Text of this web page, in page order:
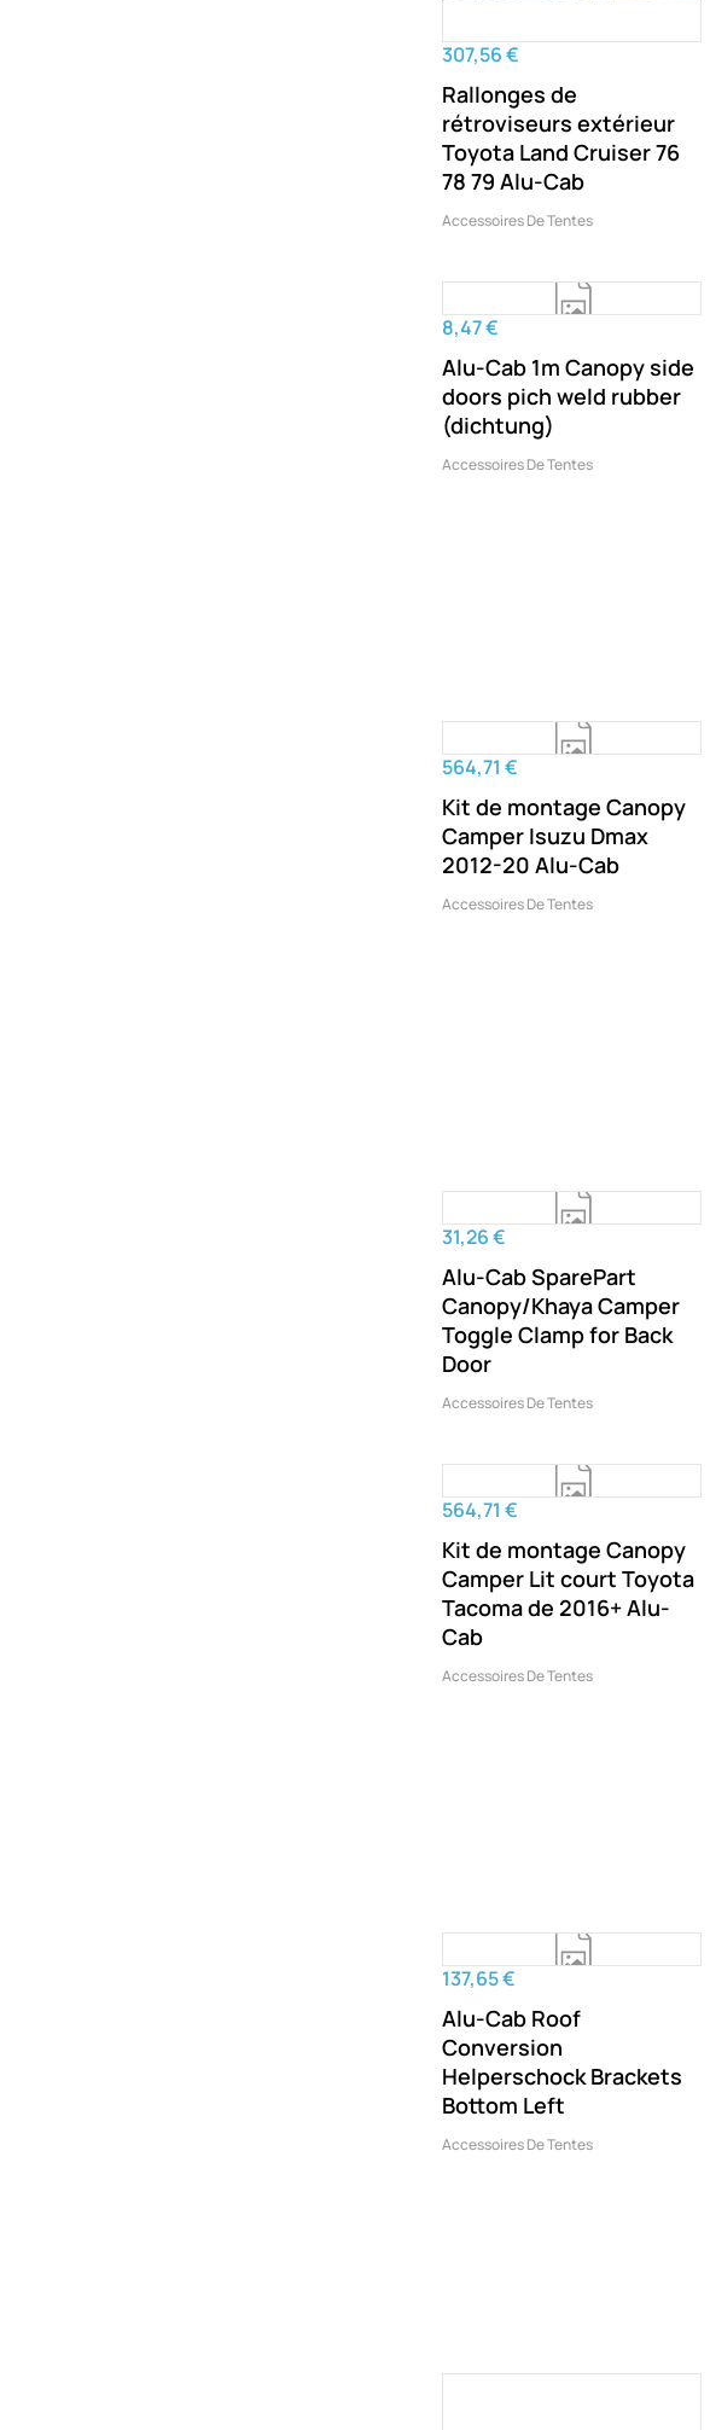
307,56 €
Rallonges de
rétroviseurs extérieur
Toyota Land Cruiser 76
78 79 Alu-Cab
Accessoires De Tentes
8,47 €
Alu-Cab 1m Canopy side
doors pich weld rubber
(dichtung)
Accessoires De Tentes
564,71 €
Kit de montage Canopy
Camper Isuzu Dmax
2012-20 Alu-Cab
Accessoires De Tentes
31,26 €
Alu-Cab SparePart
Canopy/Khaya Camper
Toggle Clamp for Back
Door
Accessoires De Tentes
564,71 €
Kit de montage Canopy
Camper Lit court Toyota
Tacoma de 2016+ Alu-
Cab
Accessoires De Tentes
137,65 €
Alu-Cab Roof
Conversion
Helperschock Brackets
Bottom Left
Accessoires De Tentes